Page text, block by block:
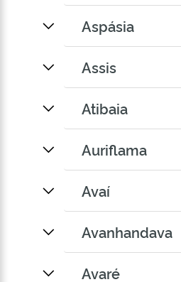
Aspásia
Assis
Atibaia
Auriflama
Avaí
Avanhandava
Avaré